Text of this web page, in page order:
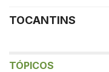
TOCANTINS
TÓPICOS